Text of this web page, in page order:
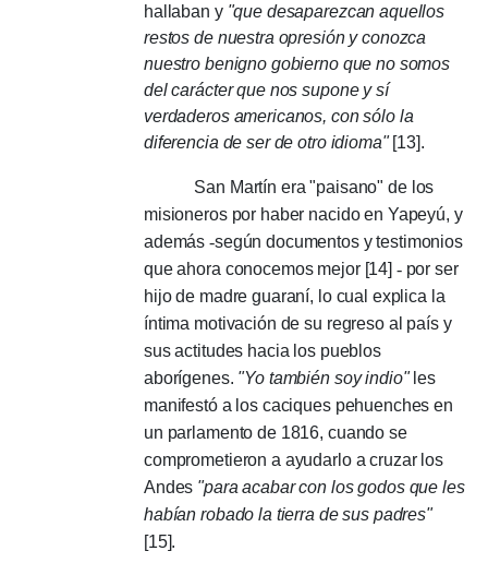
hallaban y "que desaparezcan aquellos
restos de nuestra opresión y conozca
nuestro benigno gobierno que no somos
del carácter que nos supone y sí
verdaderos americanos, con sólo la
diferencia de ser de otro idioma"[13].
San Martín era "paisano" de los
misioneros por haber nacido en Yapeyú, y
además-según documentos y testimonios
que ahora conocemos mejor [14] -por ser
hijo de madre guaraní, lo cual explica la
íntima motivación de su regreso al país y
sus actitudes hacia los pueblos
aborígenes. "Yo también soy indio"les
manifestó a los caciques pehuenches en
un parlamento de 1816, cuando se
comprometieron a ayudarlo a cruzar los
Andes "para acabar con los godos que les
habían robado la tierra de sus padres"
[15].